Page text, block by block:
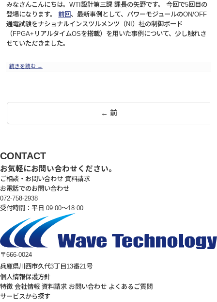
みなさんこんにちは。WTI設計第三課 課長の矢野です。 今回で5回目の
登場になります。 前回 、最新事例として、パワーモジュールのON/OFF
通電試験をナショナルインスツルメンツ（NI）社の制御ボード
（FPGA+リアルタイムOSを搭載）を用いた事例について、少し触れさ
せていただきました。
続きを読む →
稿
ペ
ー
ジ
送
り
← 前
CONTACT
お気軽にお問い合わせください。
ご相談・お問い合わせ 資料請求
お電話でのお問い合わせ
072-758-2938
受付時間：平日 09:00～18:00
〒666-0024
兵庫県川西市久代3丁目13番21号
個人情報保護方針
特徴 会社情報 資料請求 お問い合わせ よくあるご質問
サービスから探す